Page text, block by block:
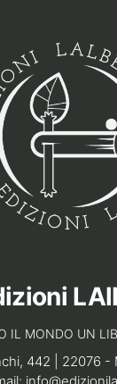
IL MONDO UN
442 | 22076 -